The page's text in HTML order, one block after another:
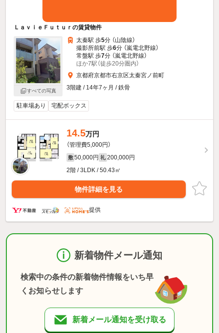
ＬａｖｉｅＦｕｔｕｒの賃貸物件
すべての写真
太秦駅 歩5分 （山陰線）
撮影所前駅 歩6分 （嵐電北野線）
常盤駅 歩7分 （嵐電北野線）
ほか7駅（徒歩20分圏内）
京都府京都市右京区太秦宮ノ前町
3階建 / 14年7ヶ月 / 鉄骨
駐車場あり 宅配ボックス
14.5万円
（管理費5,000円）
敷 50,000円 礼 200,000円
2階 / 3LDK / 50.43㎡
物件詳細を見る
提供
新着物件メール通知
検索中の条件の新着物件情報をいち早
くお知らせします
新着メール通知を受け取る